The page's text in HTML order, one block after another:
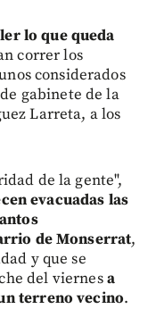
lo que queda
correr los
considerados
gabinete de la
Larreta, a los
de la gente",
evacuadas las
de Monserrat,
y que se
del viernesa
terreno vecino.